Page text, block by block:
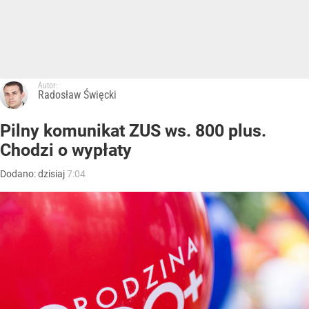
Autor:
Radosław Święcki
Pilny komunikat ZUS ws. 800 plus.
Chodzi o wypłaty
Dodano:dzisiaj7:04